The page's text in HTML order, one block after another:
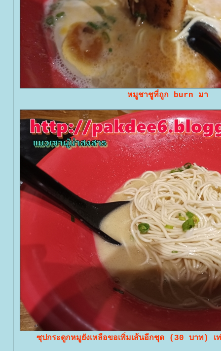
หมูชาชูที่ถูก burn มา
ซุปกระดูกหมูยังเหลือขอเพิ่มเส้นอีกชุด (30 บาท) เ